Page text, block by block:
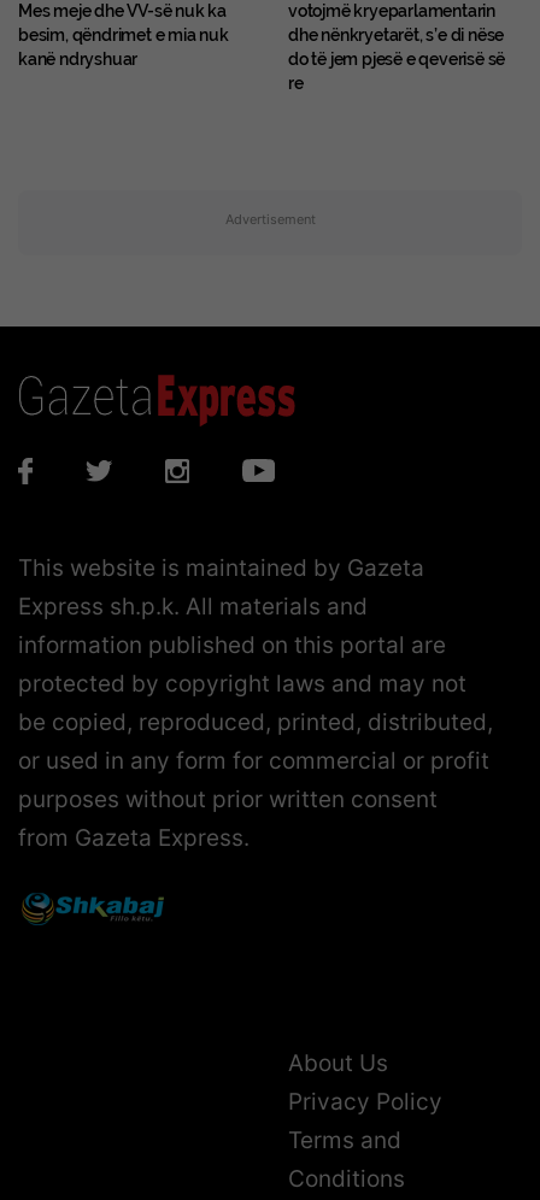
Mes meje dhe VV-së nuk ka
besim, qëndrimet e mia nuk
kanë ndryshuar
votojmë kryeparlamentarin
dhe nënkryetarët, s’e di nëse
do të jem pjesë e qeverisë së
re
Advertisement
This website is maintained by Gazeta
Express sh.p.k. All materials and
information published on this portal are
protected by copyright laws and may not
be copied, reproduced, printed, distributed,
or used in any form for commercial or profit
purposes without prior written consent
from Gazeta Express.
About Us
Privacy Policy
Terms and
Conditions